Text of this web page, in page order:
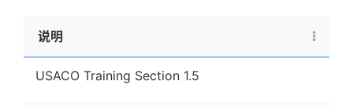
说明
USACO Training Section 1.5